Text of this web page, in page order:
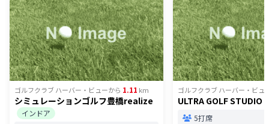
ゴルフクラブ ハーバー・ビューから 1.11 km
シミュレーションゴルフ豊橋realize
インドア
ゴルフクラブ ハーバー・ビュ
ULTRA GOLF STUDIO
5打席